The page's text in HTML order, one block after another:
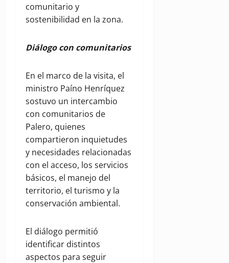
comunitario y
sostenibilidad en la zona.
Diálogo con comunitarios
En el marco de la visita, el
ministro Paíno Henríquez
sostuvo un intercambio
con comunitarios de
Palero, quienes
compartieron inquietudes
y necesidades relacionadas
con el acceso, los servicios
básicos, el manejo del
territorio, el turismo y la
conservación ambiental.
El diálogo permitió
identificar distintos
aspectos para seguir